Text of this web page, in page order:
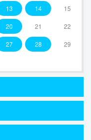
13 14 15
20 21 22
27 28 29